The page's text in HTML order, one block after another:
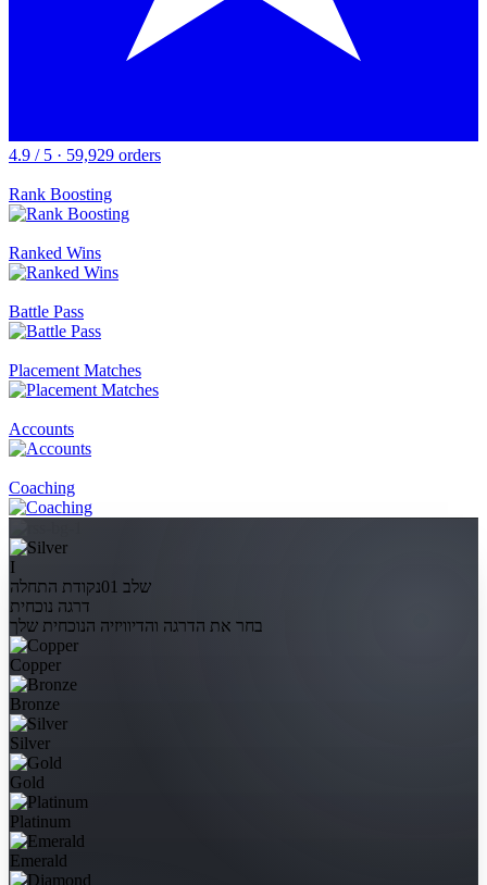
4.9 / 5 · 59,929 orders
Rank Boosting
Ranked Wins
Battle Pass
Placement Matches
Accounts
Coaching
I
שלב 01
נקודת התחלה
דרגה נוכחית
בחר את הדרגה והדיוויזיה הנוכחית שלך
Copper
Bronze
Silver
Gold
Platinum
Emerald